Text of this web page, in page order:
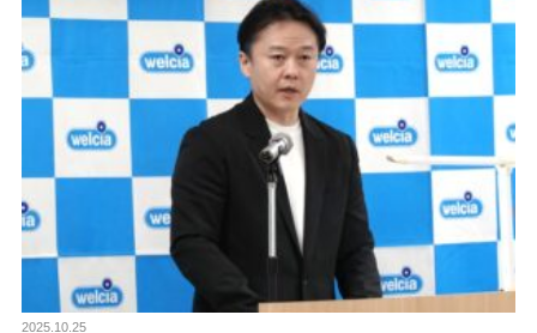
2025.10.25